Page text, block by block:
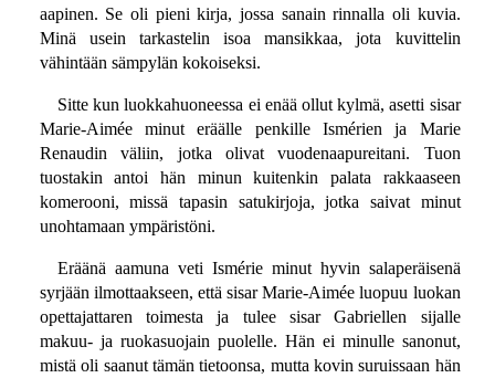
aapinen. Se oli pieni kirja, jossa sanain rinnalla oli kuvia.
Minä usein tarkastelin isoa mansikkaa, jota kuvittelin
vähintään sämpylän kokoiseksi.
Sitte kun luokkahuoneessa ei enää ollut kylmä, asetti sisar
Marie-Aimée minut eräälle penkille Ismérien ja Marie
Renaudin väliin, jotka olivat vuodenaapureitani. Tuon
tuostakin antoi hän minun kuitenkin palata rakkaaseen
komerooni, missä tapasin satukirjoja, jotka saivat minut
unohtamaan ympäristöni.
Eräänä aamuna veti Ismérie minut hyvin salaperäisenä
syrjään ilmottaakseen, että sisar Marie-Aimée luopuu luokan
opettajattaren toimesta ja tulee sisar Gabriellen sijalle
makuu- ja ruokasuojain puolelle. Hän ei minulle sanonut,
mistä oli saanut tämän tietoonsa, mutta kovin suruissaan hän